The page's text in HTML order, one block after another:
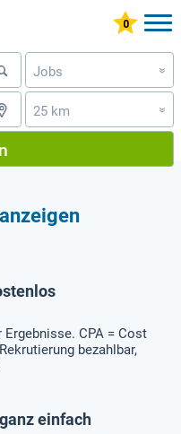
Jobs »
25 km »
CPA = Cost
bezahlbar,
einfach